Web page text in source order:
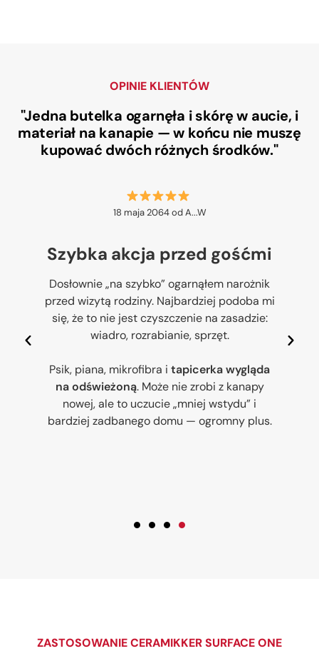
OPINIE KLIENTÓW
"Jedna butelka ogarnęła i skórę w aucie, i
materiał na kanapie — w końcu nie muszę
kupować dwóch różnych środków."
18 maja 2064 od A...W
Szybka akcja przed gośćmi
Dosłownie „na szybko” ogarnąłem narożnik
przed wizytą rodziny. Najbardziej podoba mi
się, że to nie jest czyszczenie na zasadzie:
wiadro, rozrabianie, sprzęt.
Psik, piana, mikrofibra i tapicerka wygląda
na odświeżoną. Może nie zrobi z kanapy
nowej, ale to uczucie „mniej wstydu” i
bardziej zadbanego domu — ogromny plus.
ZASTOSOWANIE CERAMIKKER SURFACE ONE